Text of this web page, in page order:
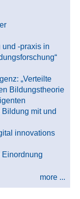
-praxis in
„Verteilte
Bildungstheorie
mit und
innovations
more ...